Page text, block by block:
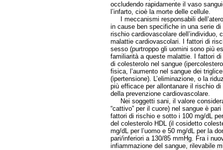
occludendo rapidamente il vaso
l’infarto, cioè la morte delle cellule.
I meccanismi responsabili
in cause ben specifiche in una serie
rischio cardiovascolare dell’individuo,
malattie cardiovascolari. I fattori di
sesso (purtroppo gli uomini sono più
familiarità a queste malattie. I fattori
di colesterolo nel sangue
fisica, l’aumento nel sangue dei
(ipertensione). L’eliminazione, o la
più efficace per allontanare il rischio
della prevenzione cardiovascolare.
Nei soggetti sani, il valore
“cattivo” per il cuore) nel sangue è
fattori di rischio e sotto i 100 mg/dL
del colesterolo HDL (il cosidetto
mg/dL per l’uomo e 50 mg/dL per la
pari/inferiori a 130/85 mmHg. Fra i
infiammazione del sangue, rilevabile